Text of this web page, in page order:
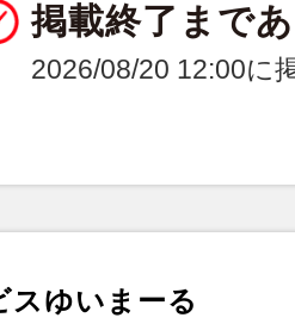
掲載終了まで
2026/08/20 12:00に
スゆいまーる